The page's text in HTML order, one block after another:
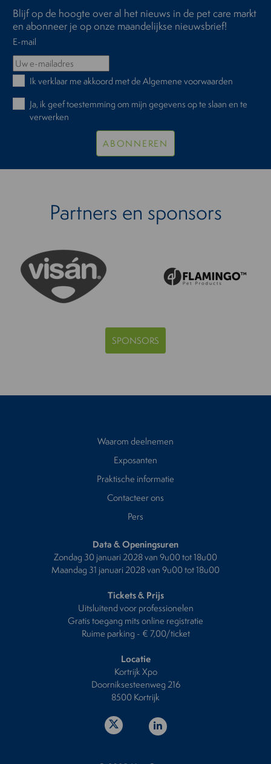
Blijf op de hoogte over al het nieuws in de pet care markt
en abonneer je op onze maandelijkse nieuwsbrief!
E-mail
Ik verklaar me akkoord met deAlgemene voorwaarden
Ja, ik geef toestemming om mijn gegevens op te slaan en te
verwerken
ABONNEREN
Partners en sponsors
SPONSORS
Waarom deelnemen
Exposanten
Praktische informatie
Contacteer ons
Pers
Data & Openingsuren
Zondag 30 januari 2028 van 9u00 tot 18u00
Maandag 31 januari 2028 van 9u00 tot 18u00
Tickets & Prijs
Uitsluitend voor professionelen
Gratis toegang mits online registratie
Ruime parking - € 7,00/ticket
Locatie
Kortrijk Xpo
Doorniksesteenweg 216
8500 Kortrijk